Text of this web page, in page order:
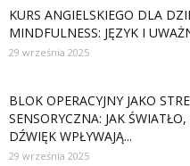
KURS ANGIELSKIEGO DLA
MINDFULNESS: JĘZYK I
29 września 2025
BLOK OPERACYJNY JAKO
SENSORYCZNA: JAK
DŹWIĘK WPŁYWAJĄ...
29 września 2025